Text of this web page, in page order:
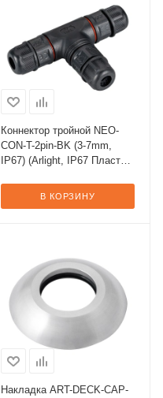
Коннектор тройной NEO-
CON-T-2pin-BK (3-7mm,
IP67) (Arlight, IP67 Пластик,
В КОРЗИНУ
Накладка ART-DECK-CAP-